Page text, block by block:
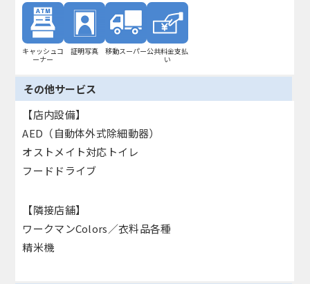
キャッシュコ
ーナー
証明写真 移動スーパー公共料金支払
い
その他サービス
【店内設備】
AED（自動体外式除細動器）
オストメイト対応トイレ
フードドライブ
【隣接店舗】
ワークマンColors／衣料品各種
精米機